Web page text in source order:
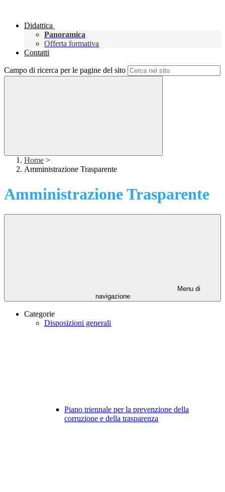
Didattica
Panoramica
Offerta formativa
Contatti
Campo di ricerca per le pagine del sito
Home >
Amministrazione Trasparente
Amministrazione Trasparente
Menu di
navigazione
Categorie
Disposizioni generali
Piano triennale per la prevenzione della
corruzione e della trasparenza